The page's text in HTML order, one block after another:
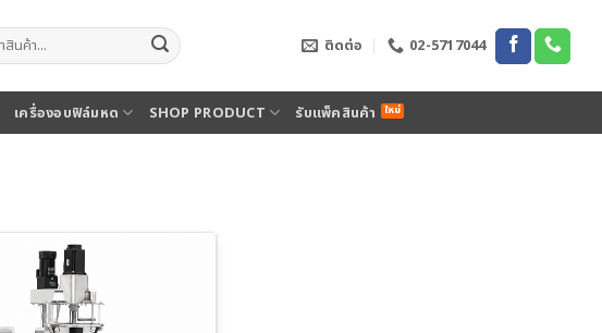
ติดต่อ 02-5717044
เครื่องอบฟิล์มหด SHOP PRODUCT รับแพ็คสินค้า